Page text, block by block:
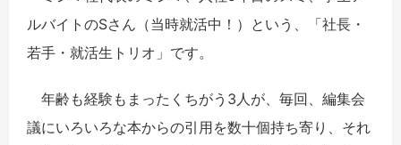
ルバイトのSさん（当時就活中！）という、「社長・
若手・就活生トリオ」です。
年齢も経験もまったくちがう3人が、毎回、編集会
議にいろいろな本からの引用を数十個持ち寄り、それ